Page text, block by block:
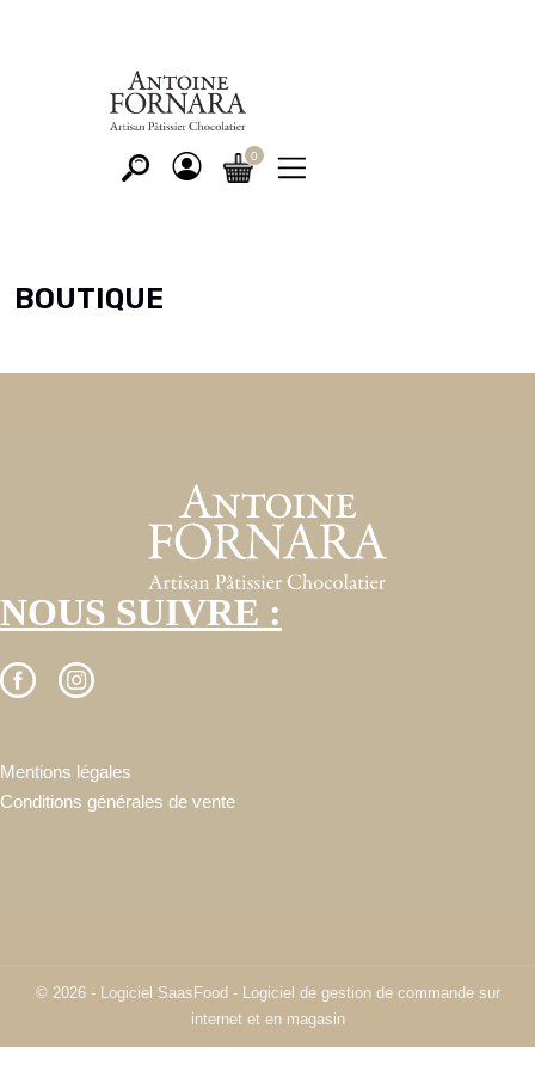
BOUTIQUE
NOUS SUIVRE :
Mentions légales
Conditions générales de vente
© 2026 - Logiciel SaasFood - Logiciel de gestion de commande sur
internet et en magasin